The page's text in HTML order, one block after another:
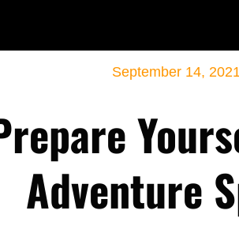
September 14,
Adventure